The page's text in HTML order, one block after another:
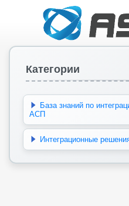
Категории
База знаний по
АСП
Интеграционные